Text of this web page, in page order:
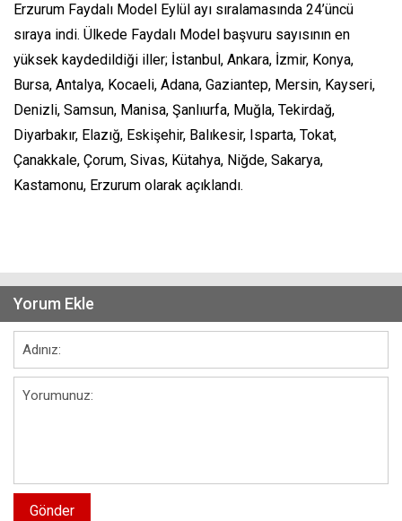
Erzurum Faydalı Model Eylül ayı sıralamasında 24’üncü
sıraya indi. Ülkede Faydalı Model başvuru sayısının en
yüksek kaydedildiği iller; İstanbul, Ankara, İzmir, Konya,
Bursa, Antalya, Kocaeli, Adana, Gaziantep, Mersin, Kayseri,
Denizli, Samsun, Manisa, Şanlıurfa, Muğla, Tekirdağ,
Diyarbakır, Elazığ, Eskişehir, Balıkesir, Isparta, Tokat,
Çanakkale, Çorum, Sivas, Kütahya, Niğde, Sakarya,
Kastamonu, Erzurum olarak açıklandı.
Yorum Ekle
Gönder